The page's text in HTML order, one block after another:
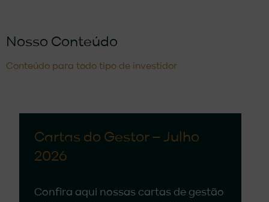
Nosso Conteúdo
Conteúdo para todo tipo de investidor
Cartas do Gestor – Julho
2026
Confira aqui nossas cartas de gestão